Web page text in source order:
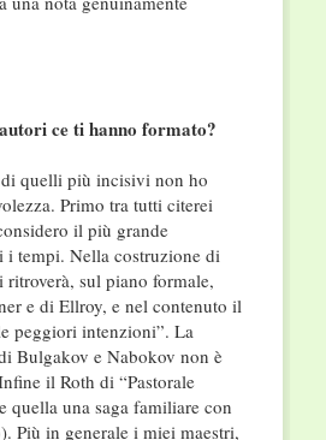
ce ti hanno formato?
quelli più incisivi non ho
Primo tra tutti citerei
il più grande
i tempi. Nella costruzione di
ritroverà, sul piano formale,
e di Ellroy, e nel contenuto il
peggiori intenzioni”. La
Bulgakov e Nabokov non è
il Roth di “Pastorale
quella una saga familiare con
Più in generale i miei maestri,